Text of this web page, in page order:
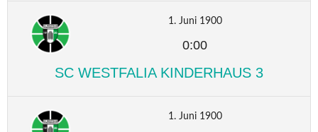
1. Juni 1900
0:00
SC WESTFALIA KINDERHAUS 3
1. Juni 1900